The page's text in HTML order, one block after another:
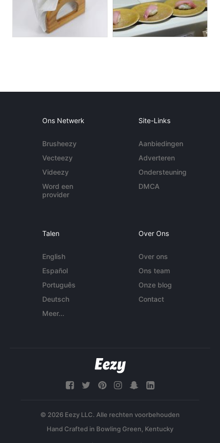
Ons Netwerk
Brusheezy
Vecteezy
Videezy
Word een
provider
Site-Links
Aanbiedingen
Adverteren
Ondersteuning
DMCA
Talen
English
Español
Português
Deutsch
Meer...
Over Ons
Over ons
Ons team
Onze blog
Contact
© 2026 Eezy LLC. Alle rechten voorbehouden